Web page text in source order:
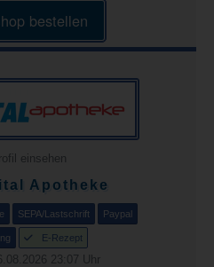
bestellen
einsehen
Apotheke
SEPA/Lastschrift Paypal
E-Rezept
23:07 Uhr